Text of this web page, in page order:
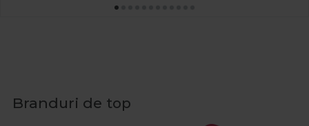
experienta unui salon premium! ✂️
Ce tipuri de aparate de coafat sunt
recomandate pentru uz profesional?
Branduri de top